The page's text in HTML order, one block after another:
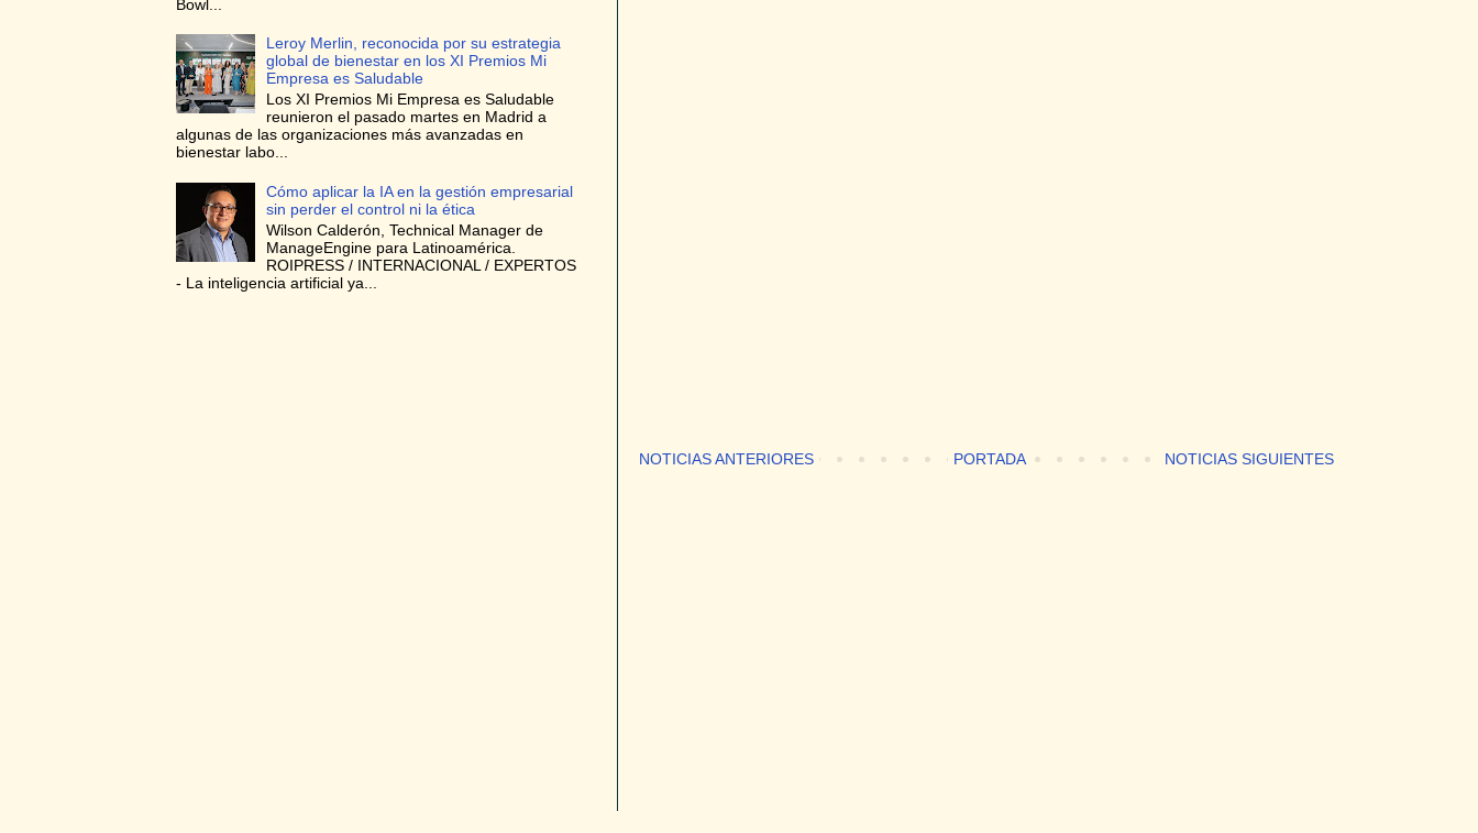
NOTICIAS ANTERIORES NOTICIAS SIGUIENTES
PORTADA
Bowl...
Leroy Merlin, reconocida por su estrategia
global de bienestar en los XI Premios Mi
Empresa es Saludable
Los XI Premios Mi Empresa es Saludable
reunieron el pasado martes en Madrid a
algunas de las organizaciones más avanzadas en
bienestar labo...
Cómo aplicar la IA en la gestión empresarial
sin perder el control ni la ética
Wilson Calderón, Technical Manager de
ManageEngine para Latinoamérica.
ROIPRESS / INTERNACIONAL / EXPERTOS
- La inteligencia artificial ya...